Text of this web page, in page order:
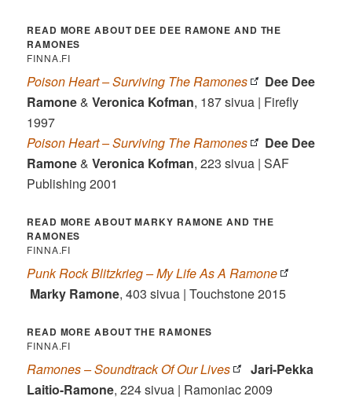
READ MORE ABOUT DEE DEE RAMONE AND THE
RAMONES
FINNA.FI
Poison Heart – Surviving The Ramones
Dee Dee
Ramone&Veronica Kofman, 187 sivua | Firefly
1997
Poison Heart – Surviving The Ramones
Dee Dee
Ramone&Veronica Kofman, 223 sivua | SAF
Publishing 2001
READ MORE ABOUT MARKY RAMONE AND THE
RAMONES
FINNA.FI
Punk Rock Blitzkrieg – My Life As A Ramone
Marky Ramone, 403 sivua | Touchstone 2015
READ MORE ABOUT THE RAMONES
FINNA.FI
Ramones – Soundtrack Of Our Lives
Jari-Pekka
Laitio-Ramone, 224 sivua | Ramoniac 2009